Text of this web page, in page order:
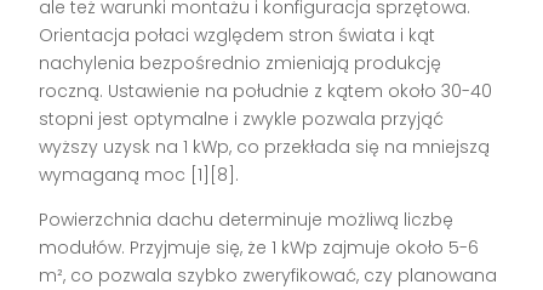
ale też warunki montażu i konfiguracja sprzętowa.
Orientacja połaci względem stron świata i kąt
nachylenia bezpośrednio zmieniają produkcję
roczną. Ustawienie na południe z kątem około 30-40
stopni jest optymalne i zwykle pozwala przyjąć
wyższy uzysk na 1 kWp, co przekłada się na mniejszą
wymaganą moc [1][8].
Powierzchnia dachu determinuje możliwą liczbę
modułów. Przyjmuje się, że 1 kWp zajmuje około 5-6
m², co pozwala szybko zweryfikować, czy planowana